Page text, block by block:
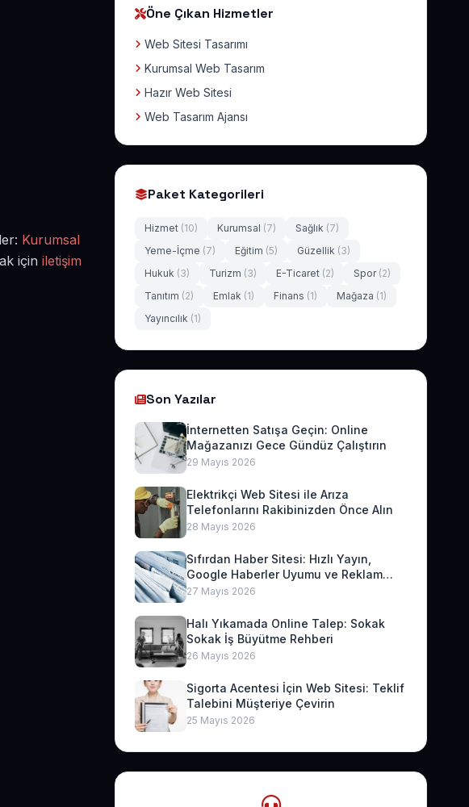
Kurumsal
için iletişim
Öne Çıkan Hizmetler
Web Sitesi Tasarımı
Kurumsal Web Tasarım
Hazır Web Sitesi
Web Tasarım Ajansı
Paket Kategorileri
Hizmet (10) Kurumsal (7) Sağlık (7)
Yeme-İçme (7) Eğitim (5) Güzellik (3)
Hukuk (3) Turizm (3) E-Ticaret (2) Spor (2)
Tanıtım (2) Emlak (1) Finans (1) Mağaza (1)
Yayıncılık (1)
Son Yazılar
İnternetten Satışa Geçin: Online
Mağazanızı Gece Gündüz Çalıştırın
29 Mayıs 2026
Elektrikçi Web Sitesi ile Arıza
Telefonlarını Rakibinizden Önce Alın
28 Mayıs 2026
Sıfırdan Haber Sitesi: Hızlı Yayın,
Google Haberler Uyumu ve Reklam
Geliri
27 Mayıs 2026
Halı Yıkamada Online Talep: Sokak
Sokak İş Büyütme Rehberi
26 Mayıs 2026
Sigorta Acentesi İçin Web Sitesi: Teklif
Talebini Müşteriye Çevirin
25 Mayıs 2026